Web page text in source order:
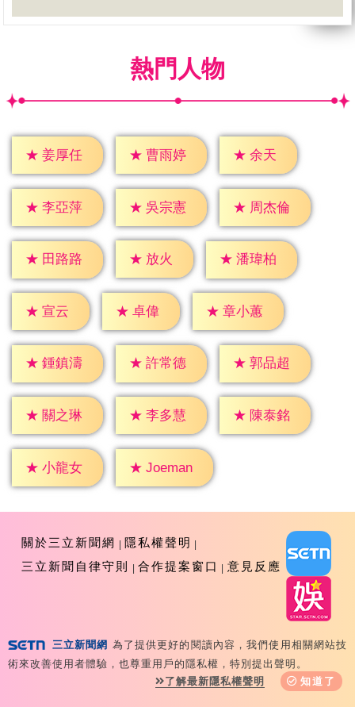
熱門人物
★ 姜厚任 ★ 曹雨婷 ★ 余天
★ 李亞萍 ★ 吳宗憲 ★ 周杰倫
★ 田路路 ★ 放火 ★ 潘瑋柏
★ 宣云 ★ 卓偉 ★ 章小蕙
★ 鍾鎮濤 ★ 許常德 ★ 郭品超
★ 關之琳 ★ 李多慧 ★ 陳泰銘
★ 小龍女 ★ Joeman
關於三立新聞網
隱私權聲明
三立新聞自律守則
合作提案窗口 意見反應
Copyright ©2026 Sanlih E-Television All Rights
Reserved 版權所有 盜用必究 台北市內湖區舊宗路一段159
號 02-8792-8888
三立新聞網 為了提供更好的閱讀內容，我們使用相關網站技
術來改善使用者體驗，也尊重用戶的隱私權，特別提出聲明。
了解最新隱私權聲明
知道了